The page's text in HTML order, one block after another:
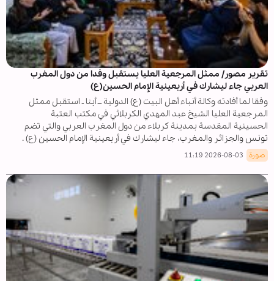
تقرير مصور/ ممثل المرجعية العليا يستقبل وفدا من دول المغرب
العربي جاء ليشارك في أربعينية الإمام الحسين(ع)
وفقا لما أفادته وكالة أنباء أهل البيت (ع) الدولية ــ أبنا ـ استقبل ممثل
المرجعية العليا الشيخ عبد المهدي الكربلائي في مكتب العتبة
الحسينية المقدسة بمدينة كربلاء من دول المغرب العربي والتي تضم
تونس والجزائر والمغرب، جاء ليشارك في أربعينية الإمام الحسين (ع) .
صورة 2026-08-03 11:19